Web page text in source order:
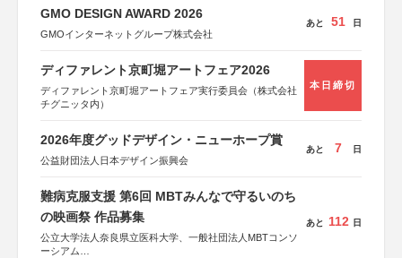
GMO DESIGN AWARD 2026
GMOインターネットグループ株式会社
あと 51 日
ディファレント京町堀アートフェア2026
ディファレント京町堀アートフェア実行委員会（株式会社
チグニッタ内）
本日締切
2026年度グッドデザイン・ニューホープ賞
公益財団法人日本デザイン振興会
あと 7 日
難病克服支援 第6回 MBTみんなで守るいのち
の映画祭 作品募集
公立大学法人奈良県立医科大学、一般社団法人MBTコンソ
ーシアム
あと 112 日